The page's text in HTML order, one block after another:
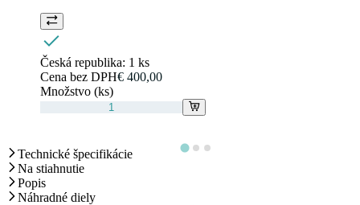
Česká republika: 1 ks
Cena bez DPH€ 400,00
Množstvo (ks)
Technické špecifikácie
Na stiahnutie
Popis
Náhradné diely